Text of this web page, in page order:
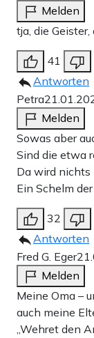
Melden
tja, die
41
Antworten
Petra
Melden
Sowas aber
Sind die etwa
Da wird nichts
Ein Schelm
32
Antworten
Fred G. Eger
Melden
Meine Oma –
auch meine
„Wehret den